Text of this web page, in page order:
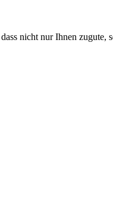
nicht nur Ihnen